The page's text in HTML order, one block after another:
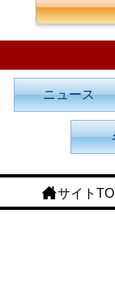
ニュース
サイト